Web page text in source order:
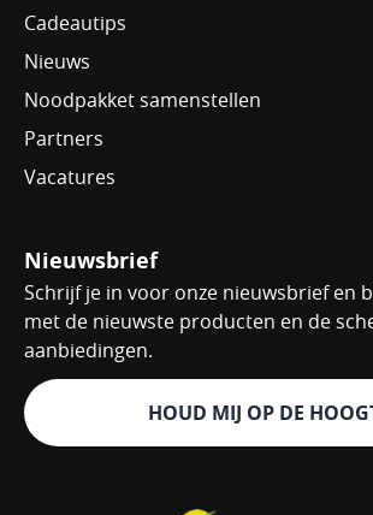
Cadeautips
Nieuws
Noodpakket samenstellen
Partners
Vacatures
Nieuwsbrief
Schrijf je in voor onze nieuwsbrief en
met de nieuwste producten en de
aanbiedingen.
HOUD MIJ OP DE